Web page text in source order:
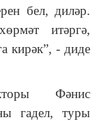
бел, диләр.
итәргә,
кирәк”, - диде
Фәнис
гадел, туры